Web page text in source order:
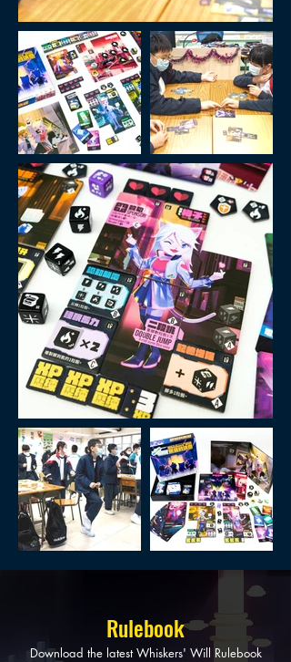
Rulebook
Download the latest Whiskers' Will Rulebook